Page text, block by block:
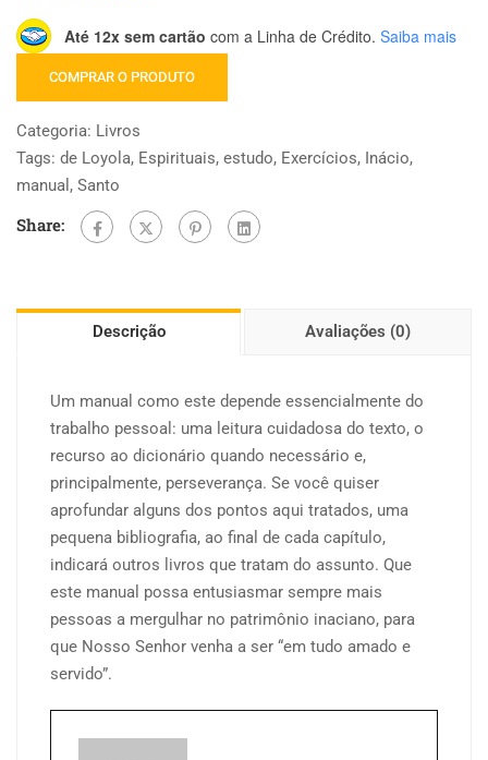
Até 12x sem cartão com a Linha de Crédito. Saiba mais
COMPRAR O PRODUTO
Categoria: Livros
Tags: de Loyola, Espirituais, estudo, Exercícios, Inácio,
manual , Santo
Share:
Descrição Avaliações (0)
Um manual como este depende essencialmente do
trabalho pessoal: uma leitura cuidadosa do texto, o
recurso ao dicionário quando necessário e,
principalmente, perseverança. Se você quiser
aprofundar alguns dos pontos aqui tratados, uma
pequena bibliografia, ao final de cada capítulo,
indicará outros livros que tratam do assunto. Que
este manual possa entusiasmar sempre mais
pessoas a mergulhar no patrimônio inaciano, para
que Nosso Senhor venha a ser “em tudo amado e
servido”.